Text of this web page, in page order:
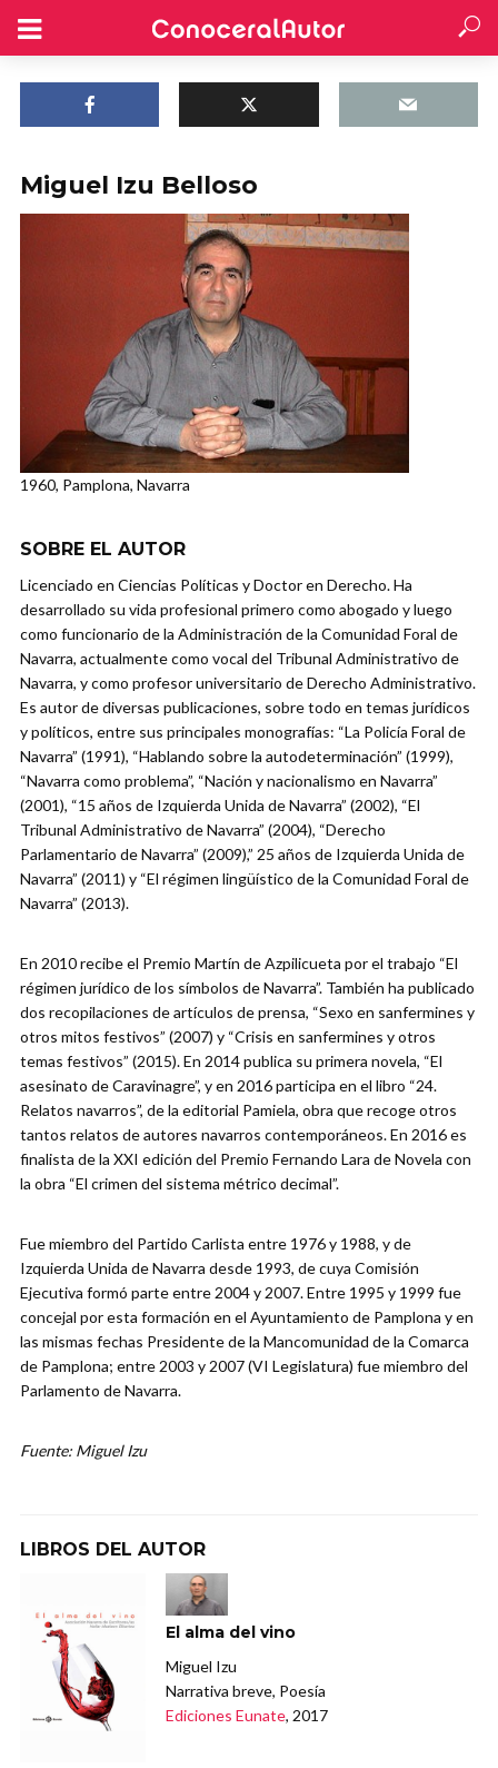
Miguel Izu Belloso
1960, Pamplona, Navarra
SOBRE EL AUTOR
Licenciado en Ciencias Políticas y Doctor en Derecho. Ha
desarrollado su vida profesional primero como abogado y luego
como funcionario de la Administración de la Comunidad Foral de
Navarra, actualmente como vocal del Tribunal Administrativo de
Navarra, y como profesor universitario de Derecho Administrativo.
Es autor de diversas publicaciones, sobre todo en temas jurídicos
y políticos, entre sus principales monografías: “La Policía Foral de
Navarra” (1991), “Hablando sobre la autodeterminación” (1999),
“Navarra como problema”, “Nación y nacionalismo en Navarra”
(2001), “15 años de Izquierda Unida de Navarra” (2002), “El
Tribunal Administrativo de Navarra” (2004), “Derecho
Parlamentario de Navarra” (2009),” 25 años de Izquierda Unida de
Navarra” (2011) y “El régimen lingüístico de la Comunidad Foral de
Navarra” (2013).
En 2010 recibe el Premio Martín de Azpilicueta por el trabajo “El
régimen jurídico de los símbolos de Navarra”. También ha publicado
dos recopilaciones de artículos de prensa, “Sexo en sanfermines y
otros mitos festivos” (2007) y “Crisis en sanfermines y otros
temas festivos” (2015). En 2014 publica su primera novela, “El
asesinato de Caravinagre”, y en 2016 participa en el libro “24.
Relatos navarros”, de la editorial Pamiela, obra que recoge otros
tantos relatos de autores navarros contemporáneos. En 2016 es
finalista de la XXI edición del Premio Fernando Lara de Novela con
la obra “El crimen del sistema métrico decimal”.
Fue miembro del Partido Carlista entre 1976 y 1988, y de
Izquierda Unida de Navarra desde 1993, de cuya Comisión
Ejecutiva formó parte entre 2004 y 2007. Entre 1995 y 1999 fue
concejal por esta formación en el Ayuntamiento de Pamplona y en
las mismas fechas Presidente de la Mancomunidad de la Comarca
de Pamplona; entre 2003 y 2007 (VI Legislatura) fue miembro del
Parlamento de Navarra.
Fuente: Miguel Izu
LIBROS DEL AUTOR
El alma del vino
Miguel Izu
Narrativa breve, Poesía
Ediciones Eunate, 2017